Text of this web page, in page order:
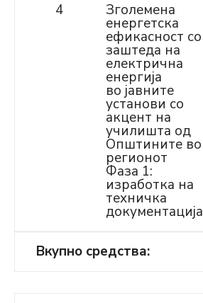
4 Зголемена
енергетска
ефикасност со
заштеда на
електрична
енергија
во јавните
установи со
акцент на
училишта од
Општините во
регионот
Фаза 1:
изработка на
техничка
документација
Вкупно средства: